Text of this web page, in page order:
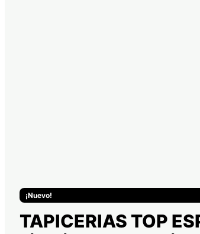
¡Nuevo!
TAPICERIAS TOP